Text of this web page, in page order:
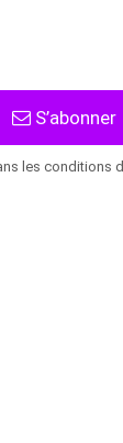
S’abonner
les conditions